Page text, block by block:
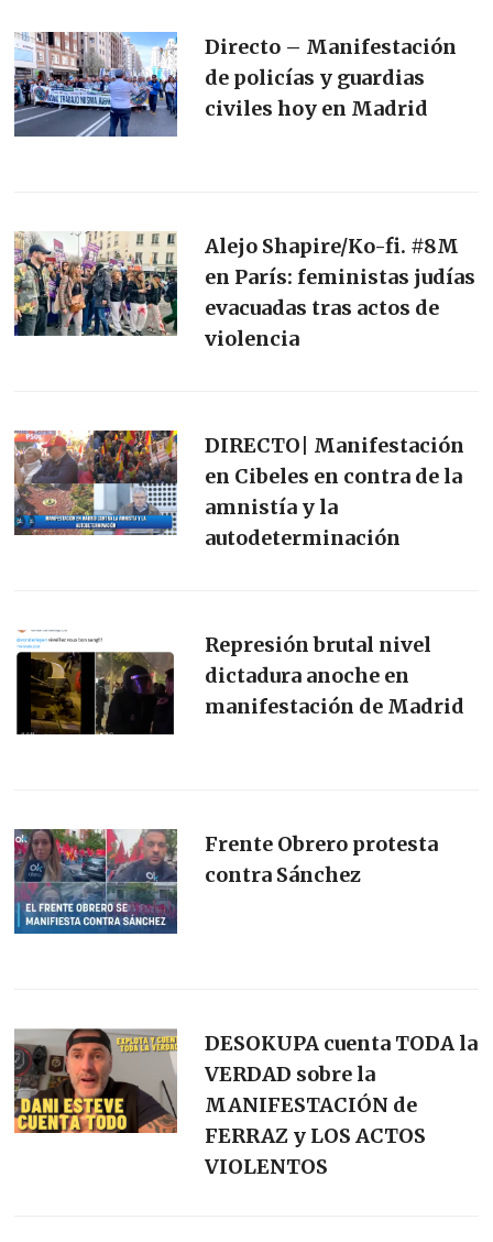
Directo – Manifestación
de policías y guardias
civiles hoy en Madrid
Alejo Shapire/Ko-fi. #8M
en París: feministas judías
evacuadas tras actos de
violencia
DIRECTO| Manifestación
en Cibeles en contra de la
amnistía y la
autodeterminación
Represión brutal nivel
dictadura anoche en
manifestación de Madrid
Frente Obrero protesta
contra Sánchez
DESOKUPA cuenta TODA la
VERDAD sobre la
MANIFESTACIÓN de
FERRAZ y LOS ACTOS
VIOLENTOS